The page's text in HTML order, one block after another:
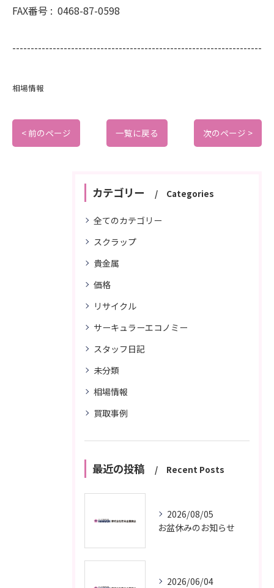
FAX番号 : 0468-87-0598
--------------------------------------------------------------------
相場情報
< 前のページ 一覧に戻る 次のページ >
カテゴリー Categories
全てのカテゴリー
スクラップ
貴金属
価格
リサイクル
サーキュラーエコノミー
スタッフ日記
未分類
相場情報
買取事例
最近の投稿 Recent Posts
2026/08/05
お盆休みのお知らせ
2026/06/04